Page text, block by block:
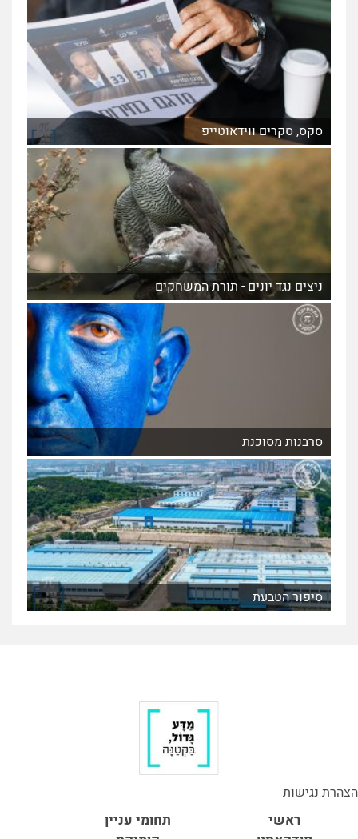
סקס, סקרים ווידאוטייפ
ניצים נגד יונים - תורת המשחקים
סרבנות מסוכנת
סיפור הטבעת
הצהרת נגישות
ראשי
תחומי עניין